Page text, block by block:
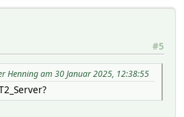
#5
Henning am 30 Januar 2025, 12:38:55